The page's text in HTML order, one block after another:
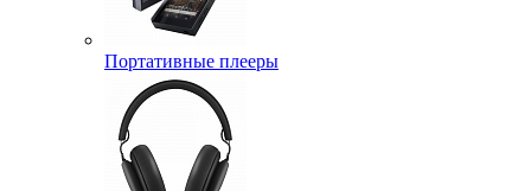
Портативные плееры